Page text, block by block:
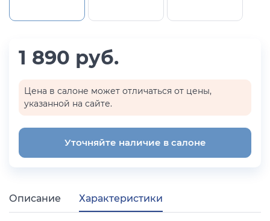
1 890 руб.
Цена в салоне может отличаться от цены,
указанной на сайте.
Уточняйте наличие в салоне
Описание Характеристики